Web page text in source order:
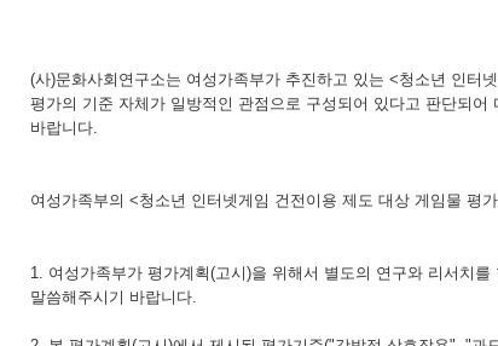
(사)문화사회연구소는 여성가족부가 추진하고 있는 <청소년 인터
평가의 기준 자체가 일방적인 관점으로 구성되어 있다고 판단되
바랍니다.
여성가족부의 <청소년 인터넷게임 건전이용 제도 대상 게임물 평
1. 여성가족부가 평가계획(고시)을 위해서 별도의 연구와 리서치
말씀해주시기 바랍니다.